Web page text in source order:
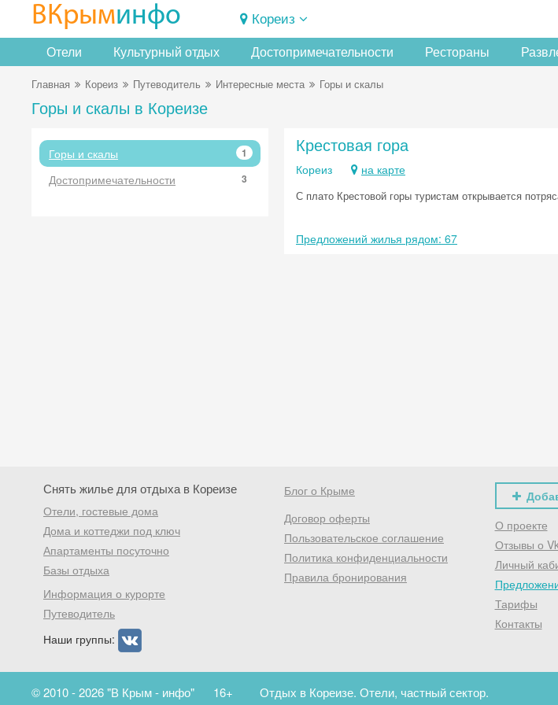
ВКрыминфо Кореиз
Отели Культурный отдых Достопримечательности Рестораны
Главная Кореиз Путеводитель Интересные места Горы и скалы
Горы и скалы в Кореизе
Горы и скалы 1
Достопримечательности 3
Крестовая гора
Кореиз на карте
С плато Крестовой горы туристам открывается
Предложений жилья рядом: 67
Снять жилье для отдыха в Кореизе
Отели, гостевые дома
Дома и коттеджи под ключ
Апартаменты посуточно
Базы отдыха
Информация о курорте
Путеводитель
Наши группы:
Блог о Крыме
Договор оферты
Пользовательское соглашение
Политика конфиденциальности
Правила бронирования
О проекте
Отзывы о
Личный
Тарифы
Контакты
© 2010 - 2026 "В Крым - инфо" 16+ Отдых в Кореизе. Отели, частный сектор.